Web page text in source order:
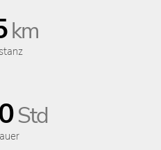
km
Std